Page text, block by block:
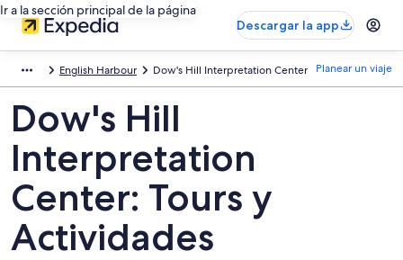
Ir a la sección principal de la página
Descargar la app
English Harbour Dow's Hill Interpretation Center Planear un viaje
Dow's Hill
Interpretation
Center: Tours y
Actividades